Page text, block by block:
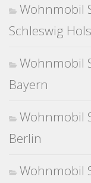
Wohnmobil
Schleswig
Wohnmobil
Bayern
Wohnmobil
Berlin
Wohnmobil